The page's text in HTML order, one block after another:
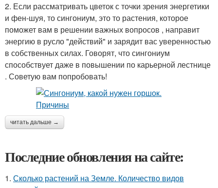
2. Если рассматривать цветок с точки зрения энергетики
и фен-шуя, то сингониум, это то растения, которое
поможет вам в решении важных вопросов , направит
энергию в русло "действий" и зарядит вас уверенностью
в собственных силах. Говорят, что сингониум
способствует даже в повышении по карьерной лестнице
. Советую вам попробовать!
читать дальше →
Последние обновления на сайте:
1. Сколько растений на Земле. Количество видов